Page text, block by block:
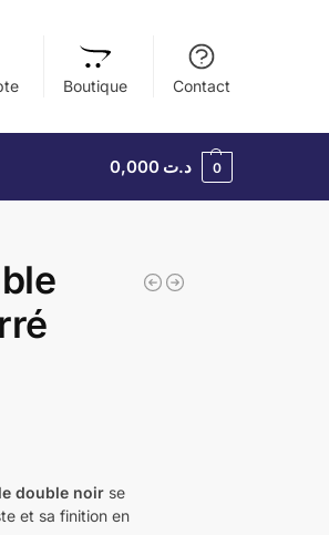
Boutique Contact
د.ت 0,000 0
double noir se
et sa finition en